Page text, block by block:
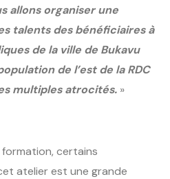
allons organiser une
talents des bénéficiaires à
de la ville de Bukavu
de l’est de la RDC
multiples atrocités. »
certains
atelier est une grande